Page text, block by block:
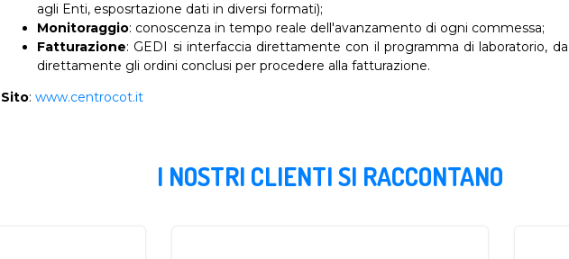
agli Enti, esposrtazione dati in diversi formati);
Monitoraggio: conoscenza in tempo reale dell'avanzamento di ogni commessa;
Fatturazione: GEDI si interfaccia direttamente con il programma di laboratorio,
direttamente gli ordini conclusi per procedere alla fatturazione.
Sito: www.centrocot.it
I NOSTRI CLIENTI SI RACCONTANO